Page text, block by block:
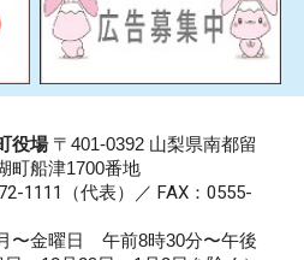
役場〒401-0392 山梨県南都留
町船津1700番地
1111 （代表）／ FAX：0555-
〜金曜日 午前8時30分〜午後